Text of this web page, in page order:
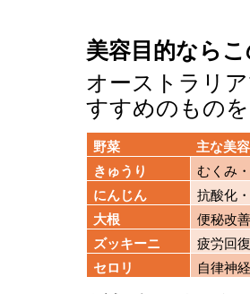
美容目的なら
オーストラリ
すすめのもの
野菜
主な美
きゅうり
むくみ
にんじん
抗酸化
大根
便秘改
ズッキーニ
疲労回
セロリ
自律神